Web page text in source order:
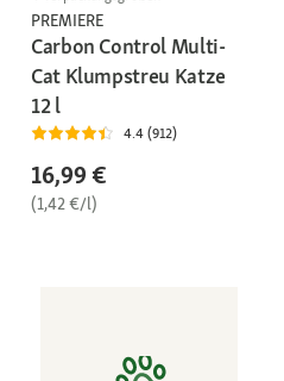
PREMIERE
Carbon Control Multi-
Cat Klumpstreu Katze
12 l
4.4 (912)
16,99 €
(1,42 €/l)